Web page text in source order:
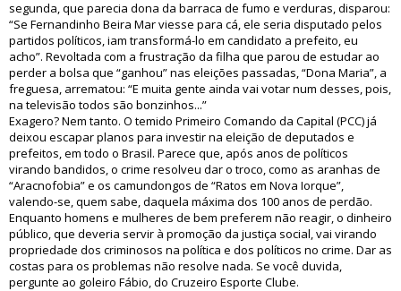
segunda, que parecia dona da barraca de fumo e verduras, disparou:
“Se Fernandinho Beira Mar viesse para cá, ele seria disputado pelos
partidos políticos, iam transformá-lo em candidato a prefeito, eu
acho”. Revoltada com a frustração da filha que parou de estudar ao
perder a bolsa que “ganhou” nas eleições passadas, “Dona Maria”, a
freguesa, arrematou: “E muita gente ainda vai votar num desses, pois,
na televisão todos são bonzinhos...”
Exagero? Nem tanto. O temido Primeiro Comando da Capital (PCC) já
deixou escapar planos para investir na eleição de deputados e
prefeitos, em todo o Brasil. Parece que, após anos de políticos
virando bandidos, o crime resolveu dar o troco, como as aranhas de
“Aracnofobia” e os camundongos de “Ratos em Nova Iorque”,
valendo-se, quem sabe, daquela máxima dos 100 anos de perdão.
Enquanto homens e mulheres de bem preferem não reagir, o dinheiro
público, que deveria servir à promoção da justiça social, vai virando
propriedade dos criminosos na política e dos políticos no crime. Dar as
costas para os problemas não resolve nada. Se você duvida,
pergunte ao goleiro Fábio, do Cruzeiro Esporte Clube.